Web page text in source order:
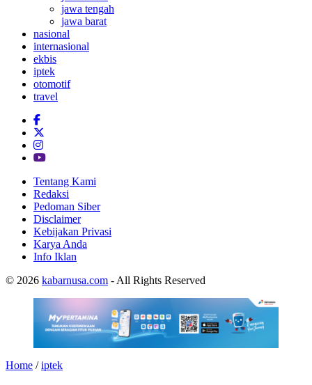
jawa tengah
jawa barat
nasional
internasional
ekbis
iptek
otomotif
travel
Tentang Kami
Redaksi
Pedoman Siber
Disclaimer
Kebijakan Privasi
Karya Anda
Info Iklan
© 2026 kabarnusa.com - All Rights Reserved
Home /iptek